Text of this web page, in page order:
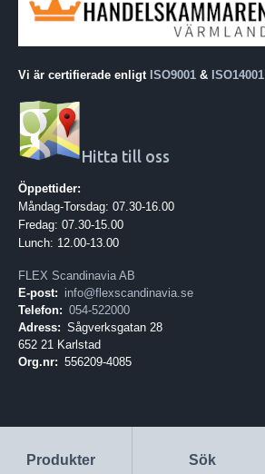
Produkter Sök
Vi är certifierade enligt ISO9001 & ISO14001
Hitta till oss
Öppettider:
Måndag-Torsdag: 07.30-16.00
Fredag: 07.30-15.00
Lunch: 12.00-13.00
FLEX Scandinavia AB
E-post: info@flexscandinavia.se
Telefon: 054-522000
Adress: Sågverksgatan 28
652 21 Karlstad
Org.nr: 556209-4085